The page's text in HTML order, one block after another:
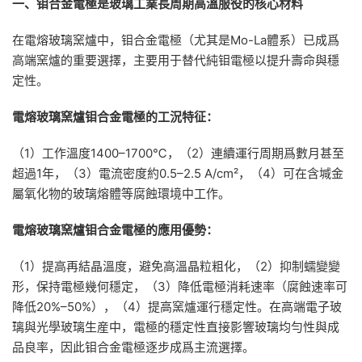
一、钼合金電極是玻璃工業長周期高溫服役的核心材料
在電熔玻璃窯爐中，钼合金電極（尤其是Mo-La體系）已成爲
高端窯爐的重要選擇，主要用于替代純钼電極以提升壽命與穩
定性。
電熔玻璃窯爐钼合金電極的工況特征：
（1）工作溫度1400–1700℃，（2）連續運行周期爲數月甚至
超過1年，（3）電流密度約0.5–2.5 A/cm²，（4）可在含堿金
屬氧化物的玻璃熔體等腐蝕環境中工作。
電熔玻璃窯爐钼合金電極的應用優勢：
（1）提高再結晶溫度，避免高溫晶粒粗化，（2）抑制蠕變變
形，保持電極幾何穩定，（3）降低電極消耗速率（腐蝕速率可
降低20%–50%），（4）提高窯爐運行穩定性。在高端電子玻
璃與光學玻璃生産中，電極的穩定性直接影響玻璃均勻性與成
品良率，因此钼合金電極逐步成爲主流選擇。